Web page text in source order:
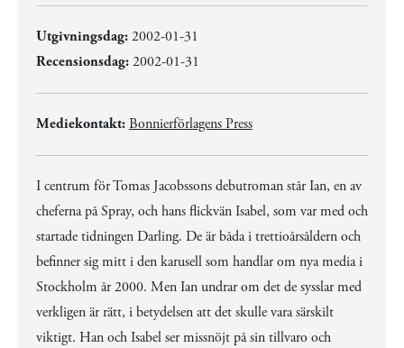
Utgivningsdag:2002-01-31
Recensionsdag:2002-01-31
Mediekontakt: Bonnierförlagens Press
I centrum för Tomas Jacobssons debutroman står Ian, en av
cheferna på Spray, och hans flickvän Isabel, som var med och
startade tidningen Darling. De är båda i trettioårsåldern och
befinner sig mitt i den karusell som handlar om nya media i
Stockholm år 2000. Men Ian undrar om det de sysslar med
verkligen är rätt, i betydelsen att det skulle vara särskilt
viktigt. Han och Isabel ser missnöjt på sin tillvaro och